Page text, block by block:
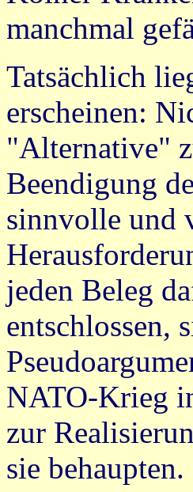
manchmal
Tatsächlich
erscheinen:
"Alternative"
Beendigung
sinnvolle und
jeden Beleg
entschlossen,
NATO-Krieg
zur
sie behaupten.